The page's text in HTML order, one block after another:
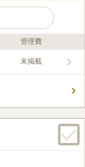
法道仙人が開いたと
自然に囲まれてお
ある。食事やちょっ
管理費
未掲載